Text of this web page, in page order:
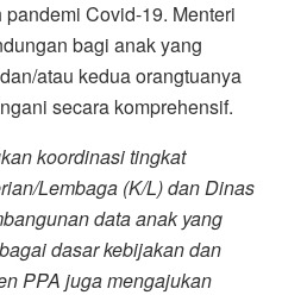
Covid-19. Menteri
bagi anak yang
atau kedua orangtuanya
secara komprehensif.
koordinasi tingkat
Lembaga (K/L) dan Dinas
data anak yang
dasar kebijakan dan
PPA juga mengajukan